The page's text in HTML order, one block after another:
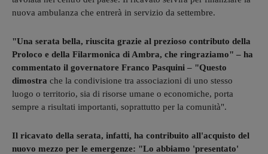
nuova ambulanza che entrerà in servizio da settembre.
"Una serata bella, riuscita grazie al prezioso contributo della
Proloco e della Filarmonica di Ambra, che ringraziamo" – ha
commentato il governatore Franco Pasquini – "Questo
dimostra che la condivisione tra associazioni di uno stesso
luogo o territorio, sia di risorse umane o economiche, porta
sempre a risultati importanti, soprattutto per la comunità".
Il ricavato della serata, infatti, ha contribuito all'acquisto del
nuovo mezzo per le emergenze: "Lo abbiamo 'presentato'